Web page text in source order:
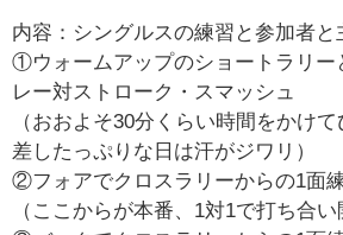
内容：シングルスの練習と参加者と
①ウォームアップのショートラリー
レー対ストローク・スマッシュ
（おおよそ30分くらい時間をかけ
差したっぷりな日は汗がジワリ）
②フォアでクロスラリーからの1面
（ここからが本番、1対1で打ち合い